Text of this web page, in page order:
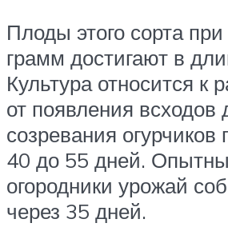
Плоды этого сорта
грамм достигают в
Культура относится к
от появления всходов
созревания огурчиков
40 до 55 дней.
огородники урожай
через 35 дней.